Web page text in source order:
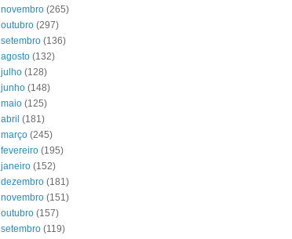
novembro (265)
outubro (297)
setembro (136)
agosto (132)
julho (128)
junho (148)
maio (125)
abril (181)
março (245)
fevereiro (195)
janeiro (152)
dezembro (181)
novembro (151)
outubro (157)
setembro (119)